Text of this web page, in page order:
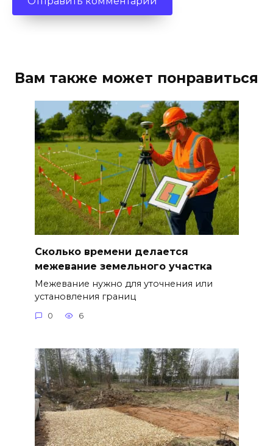
Вам также может понравиться
Сколько времени делается
межевание земельного участка
Межевание нужно для уточнения или
установления границ
0 6